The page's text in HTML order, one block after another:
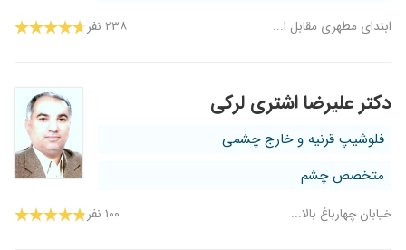
ابتدای مطهری مقابل ا... ۲۳۸ نفر
دکتر علیرضا اشتری لرکی
فلوشیپ قرنیه و خارج چشمی
متخصص چشم
خیابان چهارباغ بالا... ۱۰۰ نفر